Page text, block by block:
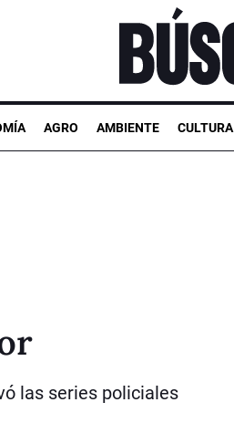
AGRO AMBIENTE CULTURA
las series policiales